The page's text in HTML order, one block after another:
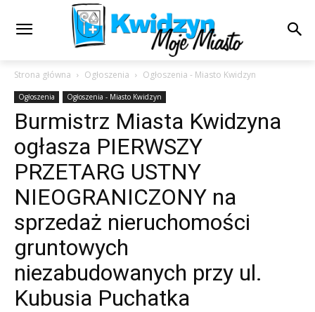
Strona główna Ogłoszenia Ogłoszenia - Miasto Kwidzyn
Ogłoszenia Ogłoszenia - Miasto Kwidzyn
Burmistrz Miasta Kwidzyna
ogłasza PIERWSZY
PRZETARG USTNY
NIEOGRANICZONY na
sprzedaż nieruchomości
gruntowych
niezabudowanych przy ul.
Kubusia Puchatka